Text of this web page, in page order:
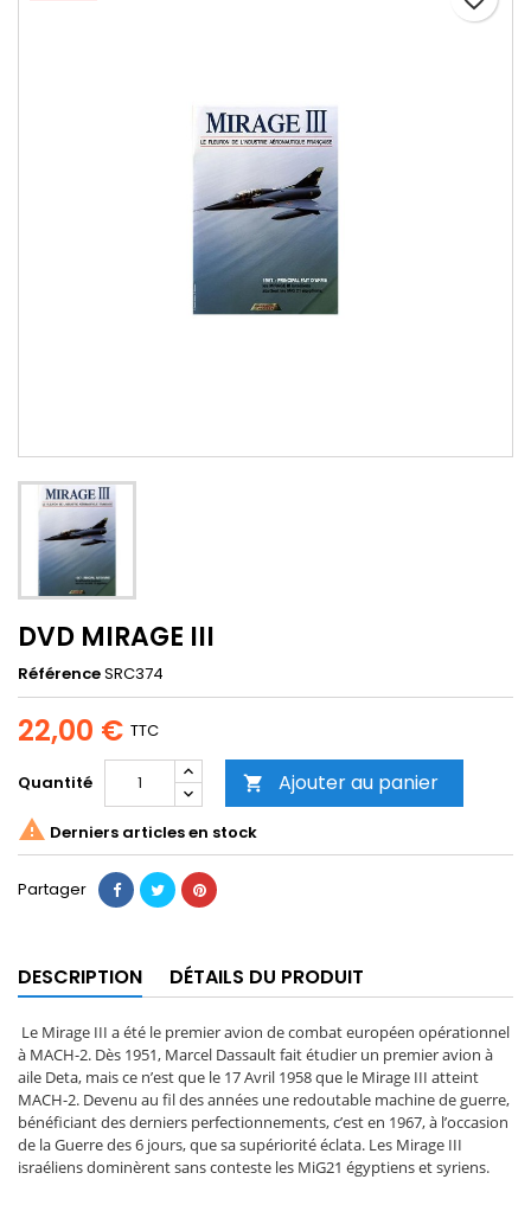
DVD MIRAGE III
RéférenceSRC374
22,00 € TTC
Quantité  Ajouter au panier
 Derniers articles en stock
Partager
DESCRIPTION DÉTAILS DU PRODUIT
Le Mirage III a été le premier avion de combat européen opérationnel
à MACH-2. Dès 1951, Marcel Dassault fait étudier un premier avion à
aile Deta, mais ce n’est que le 17 Avril 1958 que le Mirage III atteint
MACH-2. Devenu au fil des années une redoutable machine de guerre,
bénéficiant des derniers perfectionnements, c’est en 1967, à l’occasion
de la Guerre des 6 jours, que sa supériorité éclata. Les Mirage III
israéliens dominèrent sans conteste les MiG21 égyptiens et syriens.